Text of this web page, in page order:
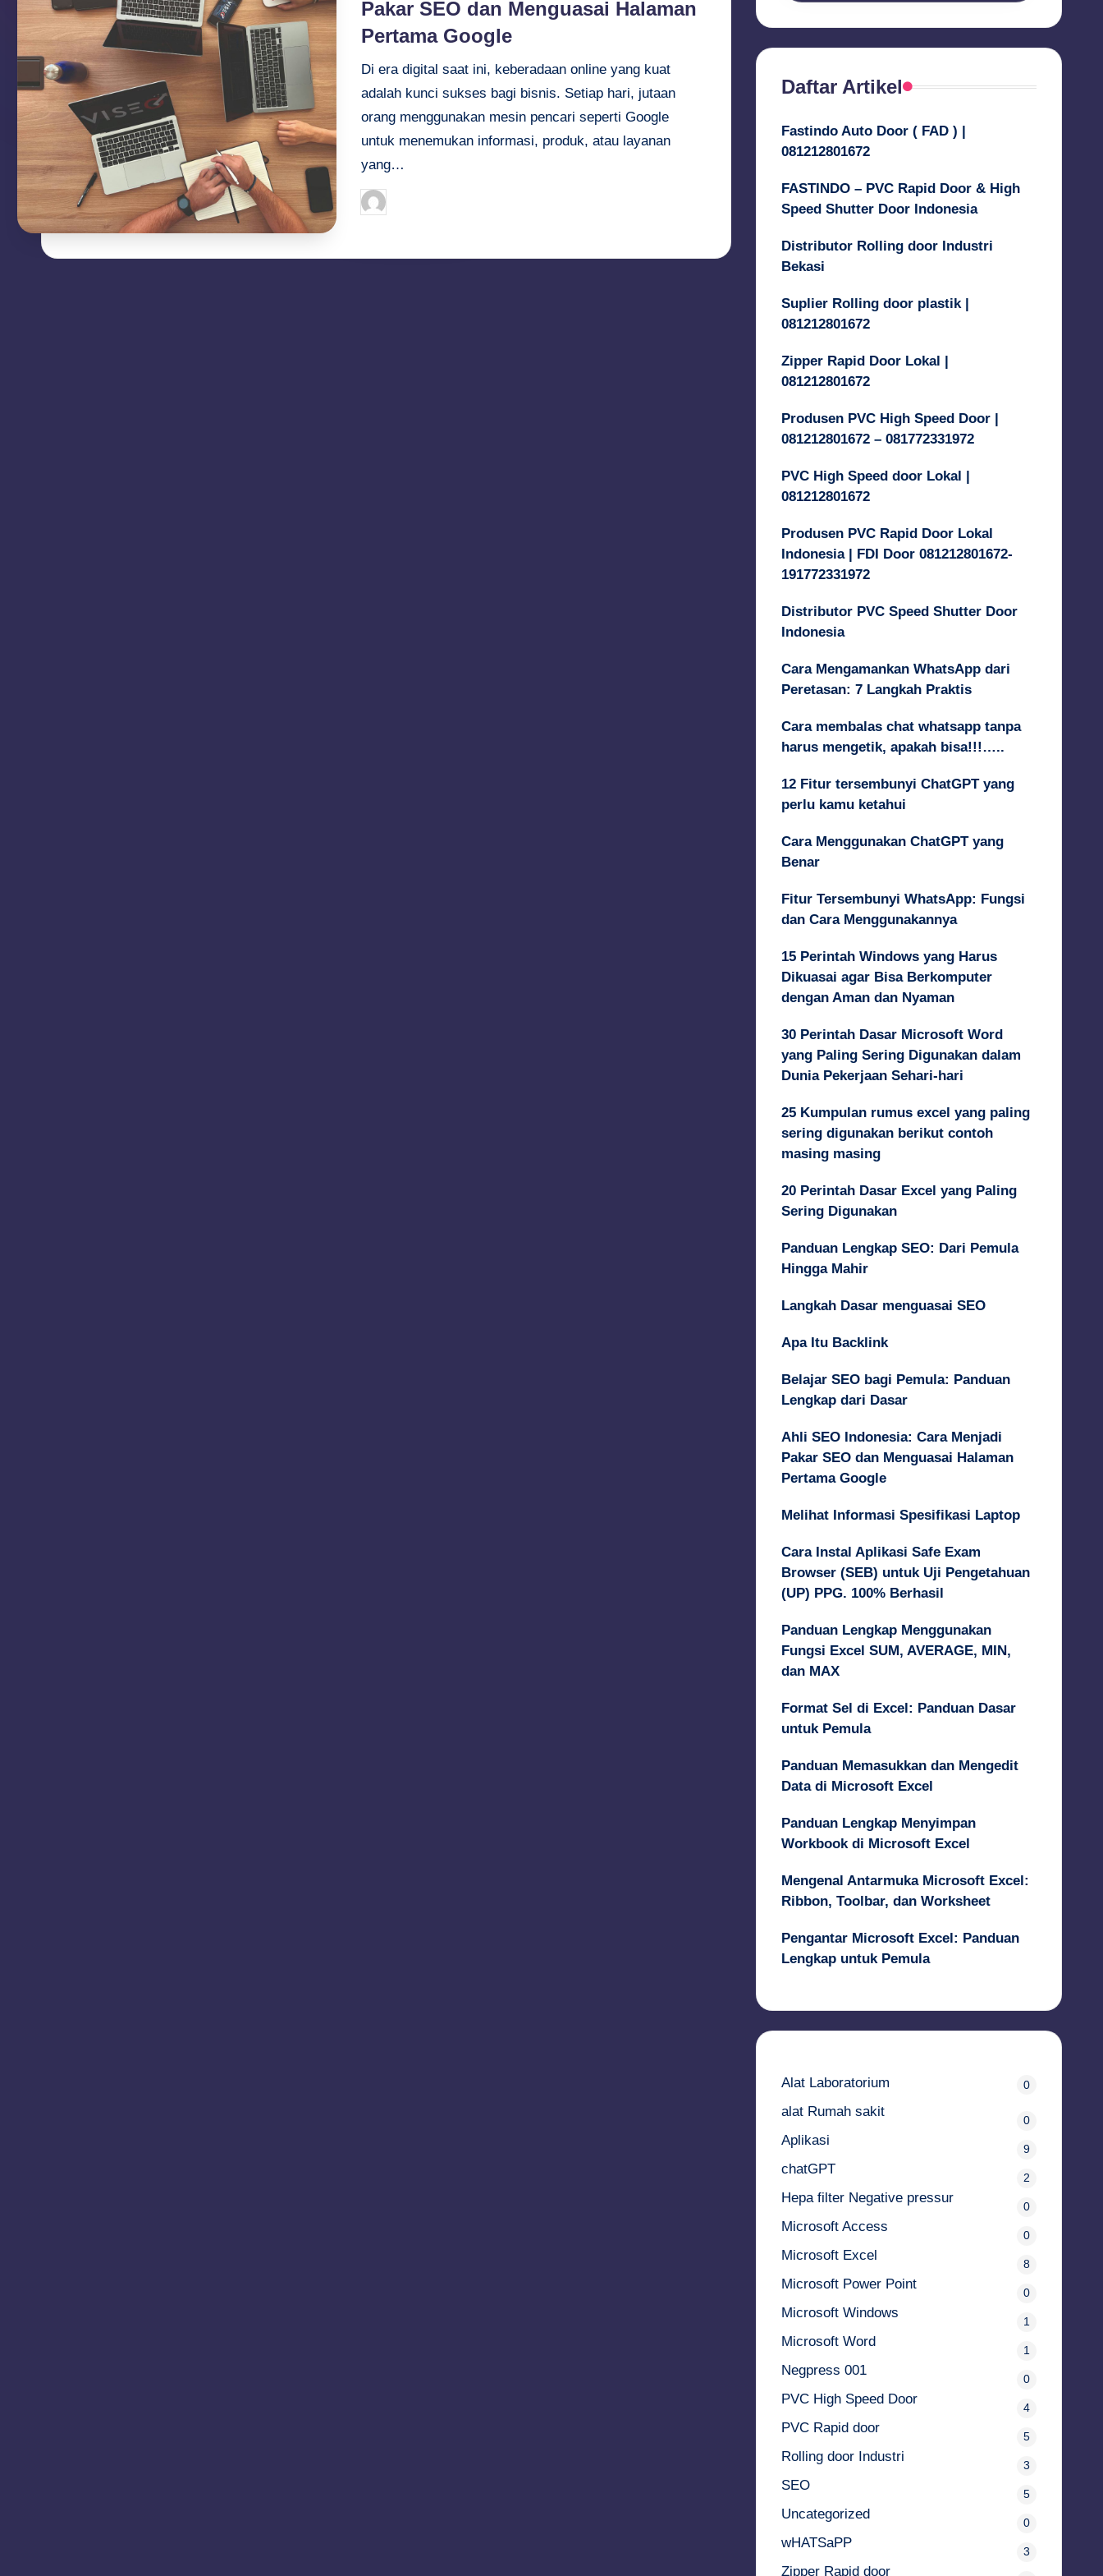
Pakar SEO dan Menguasai Halaman
Pertama Google
Di era digital saat ini, keberadaan online yang kuat
adalah kunci sukses bagi bisnis. Setiap hari, jutaan
orang menggunakan mesin pencari seperti Google
untuk menemukan informasi, produk, atau layanan
yang…
Posted
by
Daftar Artikel
Fastindo Auto Door ( FAD ) |
081212801672
FASTINDO – PVC Rapid Door & High
Speed Shutter Door Indonesia
Distributor Rolling door Industri
Bekasi
Suplier Rolling door plastik |
081212801672
Zipper Rapid Door Lokal |
081212801672
Produsen PVC High Speed Door |
081212801672 – 081772331972
PVC High Speed door Lokal |
081212801672
Produsen PVC Rapid Door Lokal
Indonesia | FDI Door 081212801672-
191772331972
Distributor PVC Speed Shutter Door
Indonesia
Cara Mengamankan WhatsApp dari
Peretasan: 7 Langkah Praktis
Cara membalas chat whatsapp tanpa
harus mengetik, apakah bisa!!!…..
12 Fitur tersembunyi ChatGPT yang
perlu kamu ketahui
Cara Menggunakan ChatGPT yang
Benar
Fitur Tersembunyi WhatsApp: Fungsi
dan Cara Menggunakannya
15 Perintah Windows yang Harus
Dikuasai agar Bisa Berkomputer
dengan Aman dan Nyaman
30 Perintah Dasar Microsoft Word
yang Paling Sering Digunakan dalam
Dunia Pekerjaan Sehari-hari
25 Kumpulan rumus excel yang paling
sering digunakan berikut contoh
masing masing
20 Perintah Dasar Excel yang Paling
Sering Digunakan
Panduan Lengkap SEO: Dari Pemula
Hingga Mahir
Langkah Dasar menguasai SEO
Apa Itu Backlink
Belajar SEO bagi Pemula: Panduan
Lengkap dari Dasar
Ahli SEO Indonesia: Cara Menjadi
Pakar SEO dan Menguasai Halaman
Pertama Google
Melihat Informasi Spesifikasi Laptop
Cara Instal Aplikasi Safe Exam
Browser (SEB) untuk Uji Pengetahuan
(UP) PPG. 100% Berhasil
Panduan Lengkap Menggunakan
Fungsi Excel SUM, AVERAGE, MIN,
dan MAX
Format Sel di Excel: Panduan Dasar
untuk Pemula
Panduan Memasukkan dan Mengedit
Data di Microsoft Excel
Panduan Lengkap Menyimpan
Workbook di Microsoft Excel
Mengenal Antarmuka Microsoft Excel:
Ribbon, Toolbar, dan Worksheet
Pengantar Microsoft Excel: Panduan
Lengkap untuk Pemula
Alat Laboratorium 0
alat Rumah sakit
0
Aplikasi
9
chatGPT
2
Hepa filter Negative pressur
0
Microsoft Access
0
Microsoft Excel
8
Microsoft Power Point
0
Microsoft Windows
1
Microsoft Word
1
Negpress 001
0
PVC High Speed Door
4
PVC Rapid door
5
Rolling door Industri
3
SEO
5
Uncategorized
0
wHATSaPP
3
Zipper Rapid door